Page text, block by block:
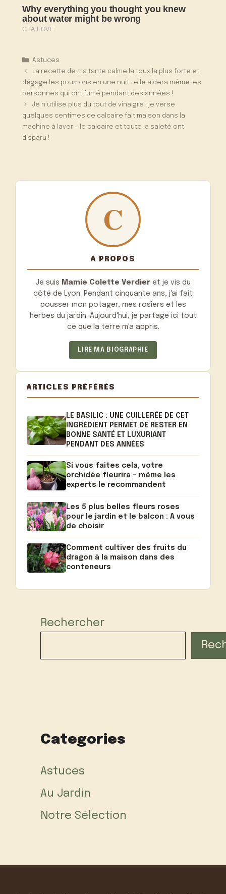
Catégories
Astuces
La recette de ma tante calme la toux la plus forte et
dégage les poumons en une nuit : elle aidera même les
personnes qui ont fumé pendant des années !
Je n’utilise plus du tout de vinaigre : je verse
quelques centimes de calcaire fait maison dans la
machine à laver – le calcaire et toute la saleté ont
disparu !
À PROPOS
Je suis Mamie Colette Verdier et je vis du
côté de Lyon. Pendant cinquante ans, j'ai fait
pousser mon potager, mes rosiers et les
herbes du jardin. Aujourd'hui, je partage ici tout
ce que la terre m'a appris.
LIRE MA BIOGRAPHIE
ARTICLES PRÉFÉRÉS
LE BASILIC : UNE CUILLERÉE DE CET
INGRÉDIENT PERMET DE RESTER EN
BONNE SANTÉ ET LUXURIANT
PENDANT DES ANNÉES
Si vous faites cela, votre
orchidée fleurira – même les
experts le recommandent
Les 5 plus belles fleurs roses
pour le jardin et le balcon : A vous
de choisir
Comment cultiver des fruits du
dragon à la maison dans des
conteneurs
Rechercher
Categories
Astuces
Au Jardin
Notre Sélection